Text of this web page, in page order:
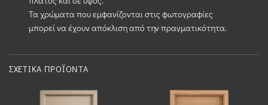
Τα χρώματα που εμφανίζονται στις φωτογραφίες
μπορεί να έχουν απόκλιση από την πραγματικότητα.
ΣΧΕΤΙΚΆ ΠΡΟΪΌΝΤΑ